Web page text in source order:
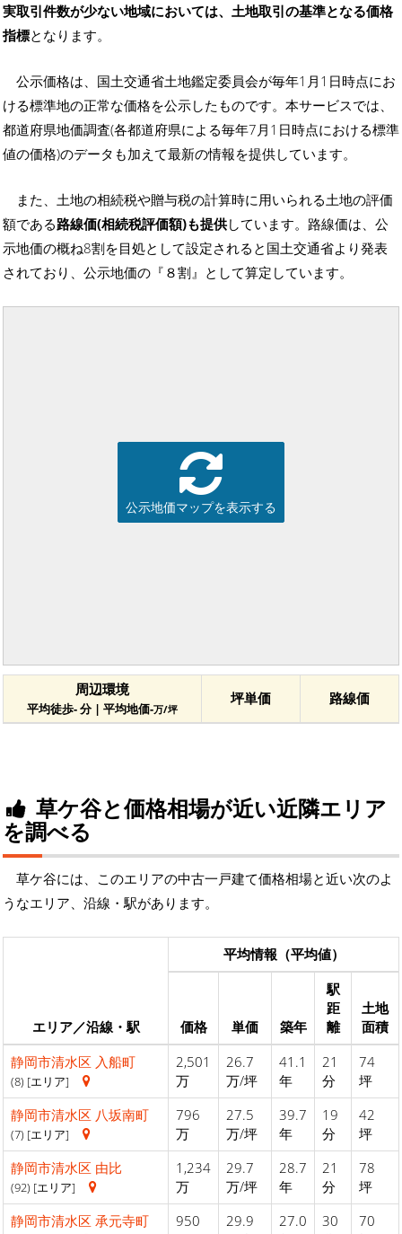
実取引件数が少ない地域においては、土地取引の基準となる価格
指標となります。
公示価格は、国土交通省土地鑑定委員会が毎年1月1日時点にお
ける標準地の正常な価格を公示したものです。本サービスでは、
都道府県地価調査(各都道府県による毎年7月1日時点における標準
値の価格)のデータも加えて最新の情報を提供しています。
また、土地の相続税や贈与税の計算時に用いられる土地の評価
額である路線価(相続税評価額)も提供しています。路線価は、公
示地価の概ね8割を目処として設定されると国土交通省より発表
されており、公示地価の『８割』として算定しています。
公示地価マップを表示する
周辺環境
平均徒歩- 分 | 平均地価-万/坪
坪単価 路線価
草ケ谷と価格相場が近い近隣エリア
を調べる
草ケ谷には、このエリアの中古一戸建て価格相場と近い次のよ
うなエリア、沿線・駅があります。
エリア／沿線・駅
平均情報（平均値）
価格 単価 築年
駅
距
離
土地
面積
静岡市清水区 入船町
(8) [エリア]
2,501
万
26.7
万/坪
41.1
年
21
分
74
坪
静岡市清水区 八坂南町
(7) [エリア]
796
万
27.5
万/坪
39.7
年
19
分
42
坪
静岡市清水区 由比
(92) [エリア]
1,234
万
29.7
万/坪
28.7
年
21
分
78
坪
静岡市清水区 承元寺町
950
29.9
27.0
30
70